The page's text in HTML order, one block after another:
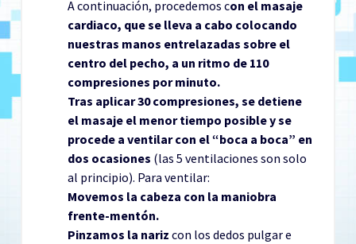
A continuación, procedemos con el masaje
cardiaco, que se lleva a cabo colocando
nuestras manos entrelazadas sobre el
centro del pecho, a un ritmo de 110
compresiones por minuto.
Tras aplicar 30 compresiones, se detiene
el masaje el menor tiempo posible y se
procede a ventilar con el “boca a boca” en
dos ocasiones (las 5 ventilaciones son solo
al principio). Para ventilar:
Movemos la cabeza con la maniobra
frente-mentón.
Pinzamos la nariz con los dedos pulgar e